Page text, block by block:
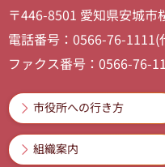
〒446-8501 愛知県安城市
電話番号：0566-76-1111(
ファクス番号：0566-76-
市役所への行き方
組織案内